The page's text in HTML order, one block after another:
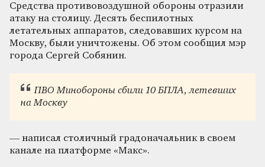
Средства противовоздушной обороны отразили
атаку на столицу. Десять беспилотных
летательных аппаратов, следовавших курсом на
Москву, были уничтожены. Об этом сообщил мэр
города Сергей Собянин.
ПВО Минобороны сбили 10 БПЛА, летевших
на Москву
— написал столичный градоначальник в своем
канале на платформе «Макс».